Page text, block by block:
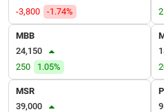
-3,800
-1.74%
MBB
24,150
250
1.05%
MSR
39,000
TRUYỀN
THÔNG
TIỆN